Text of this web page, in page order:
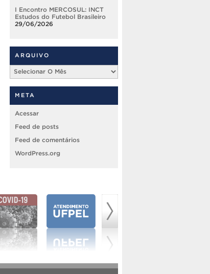
I Encontro MERCOSUL: INCT
Estudos do Futebol Brasileiro
29/06/2026
ARQUIVO
Arquivo
META
Acessar
Feed de posts
Feed de comentários
WordPress.org